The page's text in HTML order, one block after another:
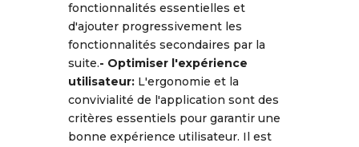
fonctionnalités essentielles et
d'ajouter progressivement les
fonctionnalités secondaires par la
suite.- Optimiser l'expérience
utilisateur: L'ergonomie et la
convivialité de l'application sont des
critères essentiels pour garantir une
bonne expérience utilisateur. Il est